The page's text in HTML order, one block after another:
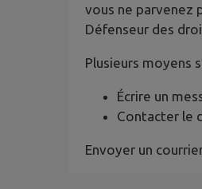
vous ne parvenez
Défenseur des
Plusieurs moyens
Écrire un
Contacter le
Envoyer un